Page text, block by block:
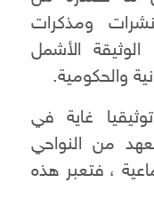
ومذكرات
الأشمل
والحكومية.
غاية في
من النواحي
، فتعبر هذه